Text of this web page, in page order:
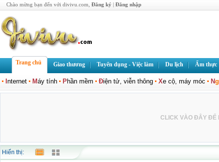
Chào mừng bạn đến với divivu.com, Đăng ký | Đăng nhập
Trang chủ Giao thương Tuyển dụng - Việc làm Du lịch Ẩm thực
nternet Máy tính Phần mềm Điện tử, viễn thông Xe cộ, máy móc N
CLICK VÀO ĐÂY ĐỂ
Hiển thị: